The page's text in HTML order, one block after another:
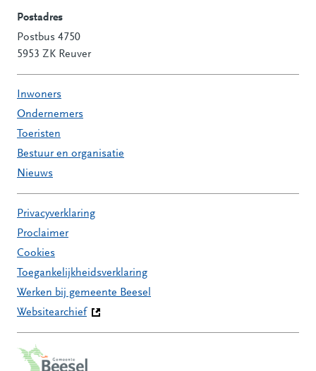
Postadres
Postbus 4750
5953 ZK Reuver
Inwoners
Ondernemers
Toeristen
Bestuur en organisatie
Nieuws
Privacyverklaring
Proclaimer
Cookies
Toegankelijkheidsverklaring
Werken bij gemeente Beesel
Websitearchief